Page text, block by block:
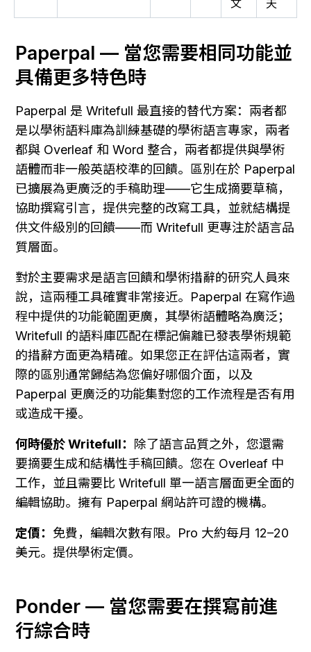
文
天
Paperpal — 當您需要相同功能並
具備更多特色時
Paperpal 是 Writefull 最直接的替代方案：兩者都
是以學術語料庫為訓練基礎的學術語言專家，兩者
都與 Overleaf 和 Word 整合，兩者都提供與學術
語體而非一般英語校準的回饋。區別在於 Paperpal
已擴展為更廣泛的手稿助理——它生成摘要草稿，
協助撰寫引言，提供完整的改寫工具，並就結構提
供文件級別的回饋——而 Writefull 更專注於語言品
質層面。
對於主要需求是語言回饋和學術措辭的研究人員來
說，這兩種工具確實非常接近。Paperpal 在寫作過
程中提供的功能範圍更廣，其學術語體略為廣泛；
Writefull 的語料庫匹配在標記偏離已發表學術規範
的措辭方面更為精確。如果您正在評估這兩者，實
際的區別通常歸結為您偏好哪個介面，以及
Paperpal 更廣泛的功能集對您的工作流程是否有用
或造成干擾。
何時優於 Writefull： 除了語言品質之外，您還需
要摘要生成和結構性手稿回饋。您在 Overleaf 中
工作，並且需要比 Writefull 單一語言層面更全面的
編輯協助。擁有 Paperpal 網站許可證的機構。
定價： 免費，編輯次數有限。Pro 大約每月 12–20
美元。提供學術定價。
Ponder — 當您需要在撰寫前進
行綜合時